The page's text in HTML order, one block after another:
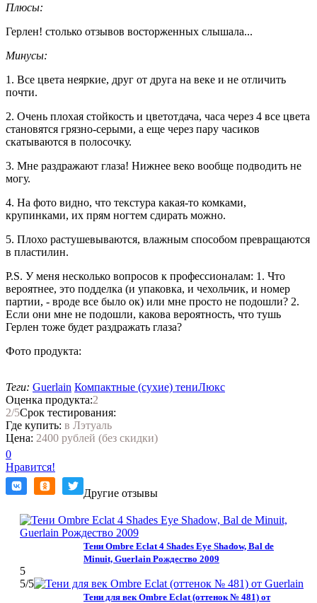
Плюсы:
Герлен! столько отзывов восторженных слышала...
Минусы:
1. Все цвета неяркие, друг от друга на веке и не отличить
почти.
2. Очень плохая стойкость и цветотдача, часа через 4 все цвета
становятся грязно-серыми, а еще через пару часиков
скатываются в полосочку.
3. Мне раздражают глаза! Нижнее веко вообще подводить не
могу.
4. На фото видно, что текстура какая-то комками,
крупинками, их прям ногтем сдирать можно.
5. Плохо растушевываются, влажным способом превращаются
в пластилин.
P.S. У меня несколько вопросов к профессионалам: 1. Что
вероятнее, это подделка (и упаковка, и чехольчик, и номер
партии, - вроде все было ок) или мне просто не подошли? 2.
Если они мне не подошли, какова вероятность, что тушь
Герлен тоже будет раздражать глаза?
Фото продукта:
Теги: Guerlain Компактные (сухие) тениЛюкс
Оценка продукта:2
2/5Срок тестирования:
Где купить: в Лэтуаль
Цена: 2400 рублей (без скидки)
0
Нравится!
Другие отзывы
Тени Ombre Eclat 4 Shades Eye Shadow, Bal de
Minuit, Guerlain Рождество 2009
5
5/5
Тени для век Ombre Eclat (оттенок № 481) от